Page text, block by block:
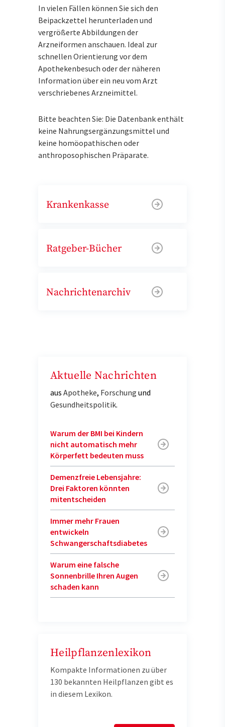
In vielen Fällen können Sie sich den
Beipackzettel herunterladen und
vergrößerte Abbildungen der
Arzneiformen anschauen. Ideal zur
schnellen Orientierung vor dem
Apothekenbesuch oder der näheren
Information über ein neu vom Arzt
verschriebenes Arzneimittel.
Bitte beachten Sie: Die Datenbank enthält
keine Nahrungsergänzungsmittel und
keine homöopathischen oder
anthroposophischen Präparate.
Krankenkasse
Ratgeber-Bücher
Nachrichtenarchiv
Aktuelle Nachrichten
aus Apotheke, Forschung und
Gesundheitspolitik.
Warum der BMI bei Kindern
nicht automatisch mehr
Körperfett bedeuten muss
Demenzfreie Lebensjahre:
Drei Faktoren könnten
mitentscheiden
Immer mehr Frauen
entwickeln
Schwangerschaftsdiabetes
Warum eine falsche
Sonnenbrille Ihren Augen
schaden kann
Heilpflanzenlexikon
Kompakte Informationen zu über
130 bekannten Heilpflanzen gibt es
in diesem Lexikon.